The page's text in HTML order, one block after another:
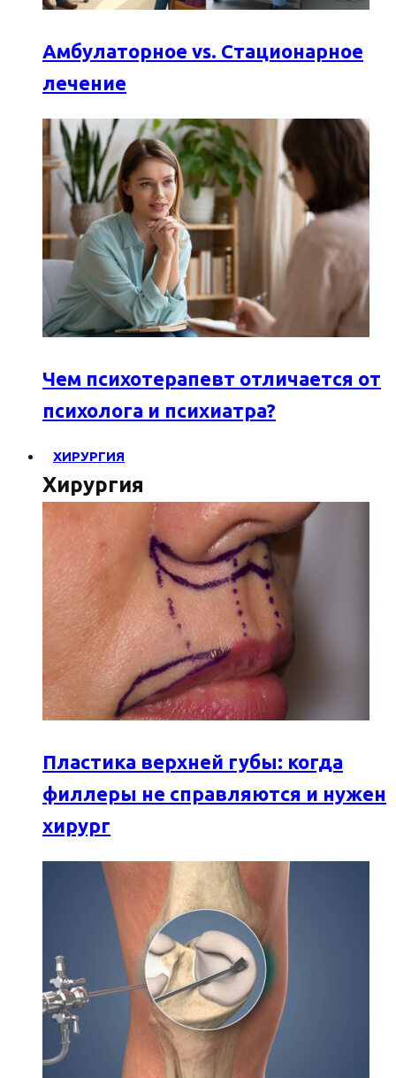
Амбулаторное vs. Стационарное
лечение
Чем психотерапевт отличается от
психолога и психиатра?
ХИРУРГИЯ
Хирургия
Пластика верхней губы: когда
филлеры не справляются и нужен
хирург